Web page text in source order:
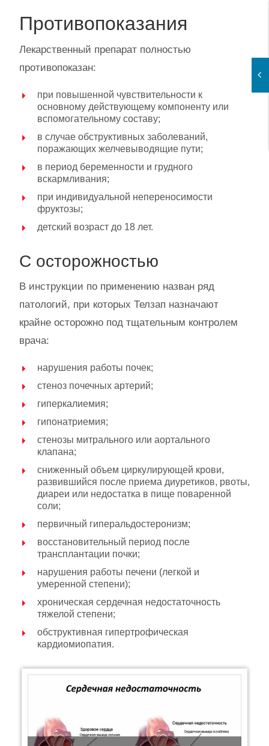
Противопоказания
Лекарственный препарат полностью
противопоказан:
при повышенной чувствительности к
основному действующему компоненту или
вспомогательному составу;
в случае обструктивных заболеваний,
поражающих желчевыводящие пути;
в период беременности и грудного
вскармливания;
при индивидуальной непереносимости
фруктозы;
детский возраст до 18 лет.
С осторожностью
В инструкции по применению назван ряд
патологий, при которых Телзап назначают
крайне осторожно под тщательным контролем
врача:
нарушения работы почек;
стеноз почечных артерий;
гиперкалиемия;
гипонатриемия;
стенозы митрального или аортального
клапана;
сниженный объем циркулирующей крови,
развившийся после приема диуретиков, рвоты,
диареи или недостатка в пище поваренной
соли;
первичный гиперальдостеронизм;
восстановительный период после
трансплантации почки;
нарушения работы печени (легкой и
умеренной степени);
хроническая сердечная недостаточность
тяжелой степени;
обструктивная гипертрофическая
кардиомиопатия.